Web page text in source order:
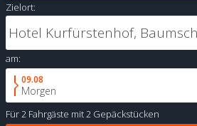
Zielort:
am:
09.08
Morgen
Für2 Fahrgäste mit2 Gepäckstücken